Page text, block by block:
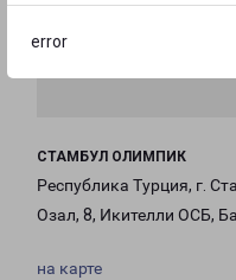
error
СТАМБУЛ ОЛИМПИК
Республика Турция, г.
Озал, 8, Икителли ОСБ,
на карте